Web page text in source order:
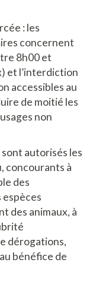
: les
concernent
8h00 et
et l’interdiction
accessibles au
de moitié les
non
autorisés les
concourants à
des
espèces
des animaux, à
dérogations,
bénéfice de